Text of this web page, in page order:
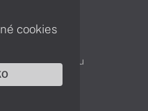
Reklamácia tovaru
cookies